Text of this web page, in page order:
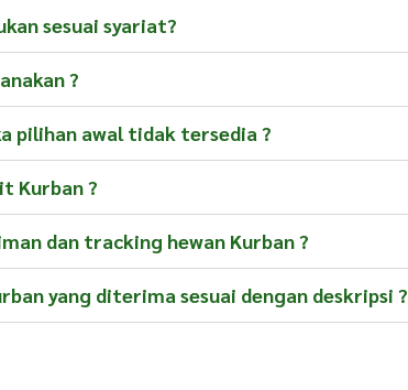
sesuai syariat?
?
pilihan awal tidak tersedia ?
Kurban ?
dan tracking hewan Kurban ?
yang diterima sesuai dengan deskripsi ?